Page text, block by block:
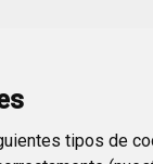
tipos de